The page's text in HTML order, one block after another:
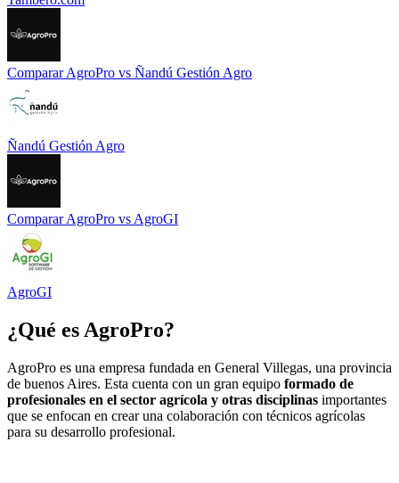
Comparar AgroPro vs Ñandú Gestión Agro
Ñandú Gestión Agro
Comparar AgroPro vs AgroGI
AgroGI
¿Qué es AgroPro?
AgroPro es una empresa fundada en General Villegas, una provincia
de buenos Aires. Esta cuenta con un gran equipo formado de
profesionales en el sector agrícola y otras disciplinas importantes
que se enfocan en crear una colaboración con técnicos agrícolas
para su desarrollo profesional.